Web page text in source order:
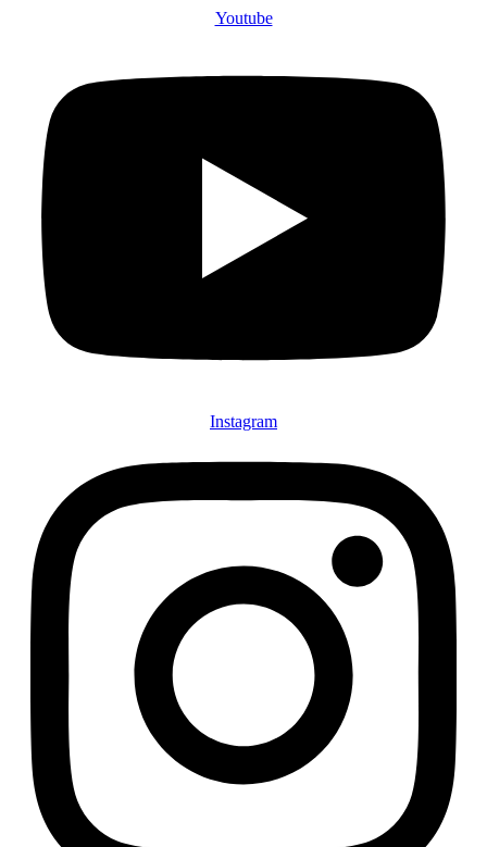
Youtube
Instagram